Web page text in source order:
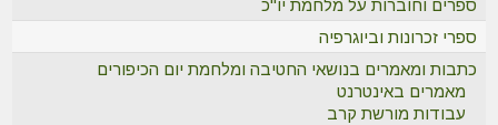
ספרים וחוברות על מלחמת יו"כ
ספרי זכרונות וביוגרפיה
כתבות ומאמרים בנושאי החטיבה ומלחמת יום הכיפורים
מאמרים באינטרנט
עבודות מורשת קרב